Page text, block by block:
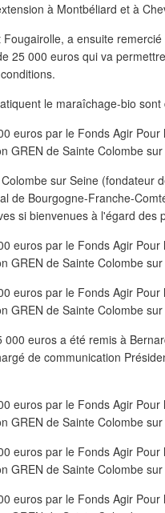
à Montbéliard et à
a ensuite
25 000 euros qui va
le maraîchage-bio
sur Seine (fondateur
de Bourgogne-Franche-
si bienvenues à l'égard des
euros a été remis à
de communication